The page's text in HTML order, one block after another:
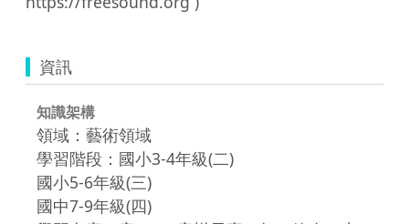
資訊
知識架構
領域：藝術領域
學習階段：國小3-4年級(二)
國小5-6年級(三)
國中7-9年級(四)